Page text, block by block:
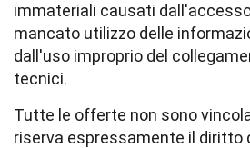
immateriali causati
mancato utilizzo delle
dall'uso improprio del
tecnici.
Tutte le offerte non sono
riserva espressamente il diritto